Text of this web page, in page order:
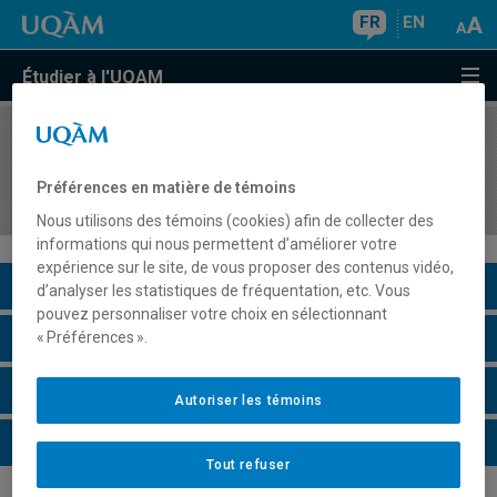
FR EN
Étudier à l'UQAM
COURS//
vocabulaire
Description du cours
Horaire - Été 2026
Horaire - Automne 2026
Horaire - Hiver 2027
Préférences en matière de témoins
Nous utilisons des témoins (cookies) afin de collecter des
informations qui nous permettent d’améliorer votre
expérience sur le site, de vous proposer des contenus vidéo,
d’analyser les statistiques de fréquentation, etc. Vous
pouvez personnaliser votre choix en sélectionnant
« Préférences ».
Tout refuser
Autoriser les témoins